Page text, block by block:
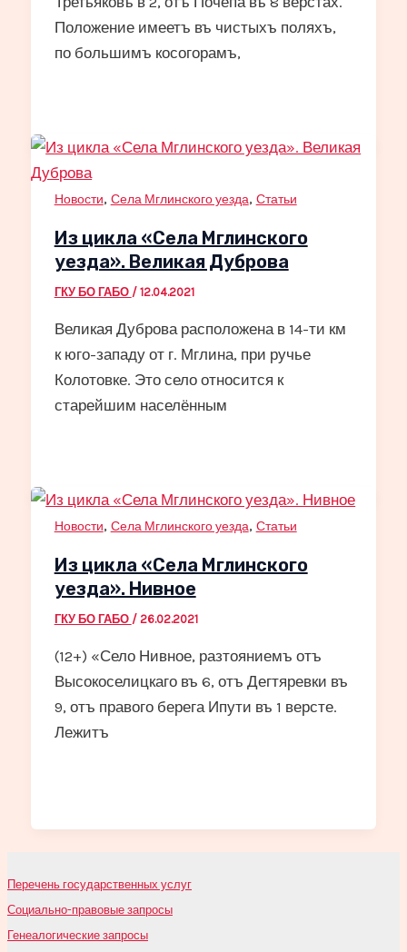
Положение имеетъ въ чистыхъ поляхъ,
по большимъ косогорамъ,
Новости, Села Мглинского уезда, Статьи
Из цикла «Села Мглинского
уезда». Великая Дуброва
ГКУ БО ГАБО / 12.04.2021
Великая Дуброва расположена в 14-ти км
к юго-западу от г. Мглина, при ручье
Колотовке. Это село относится к
старейшим населённым
Новости, Села Мглинского уезда, Статьи
Из цикла «Села Мглинского
уезда». Нивное
ГКУ БО ГАБО / 26.02.2021
(12+) «Село Нивное, разтояниемъ отъ
Высокоселицкаго въ 6, отъ Дегтяревки въ
9, отъ правого берега Ипути въ 1 версте.
Лежитъ
Перечень государственных услуг
Социально-правовые запросы
Генеалогические запросы